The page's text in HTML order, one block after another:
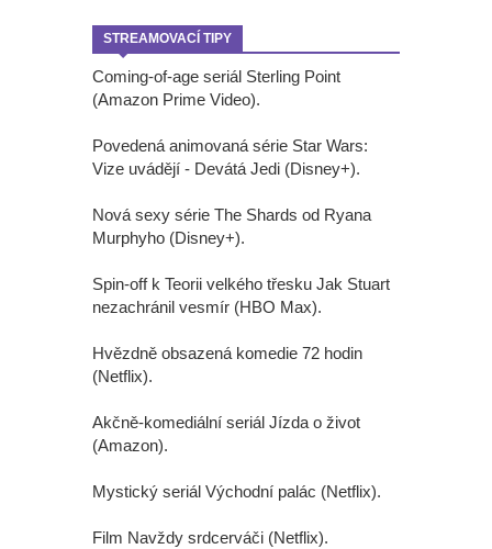
STREAMOVACÍ TIPY
Coming-of-age seriál Sterling Point
(Amazon Prime Video).
Povedená animovaná série Star Wars:
Vize uvádějí - Devátá Jedi (Disney+).
Nová sexy série The Shards od Ryana
Murphyho (Disney+).
Spin-off k Teorii velkého třesku Jak Stuart
nezachránil vesmír (HBO Max).
Hvězdně obsazená komedie 72 hodin
(Netflix).
Akčně-komediální seriál Jízda o život
(Amazon).
Mystický seriál Východní palác (Netflix).
Film Navždy srdcerváči (Netflix).